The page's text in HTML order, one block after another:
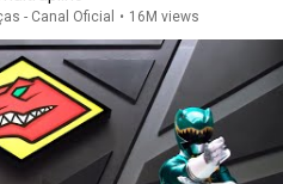
- Canal Oficial • 16M views